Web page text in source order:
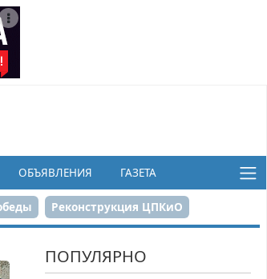
ОБЪЯВЛЕНИЯ ГАЗЕТА
Реконструкция ЦПКиО
ПОПУЛЯРНО